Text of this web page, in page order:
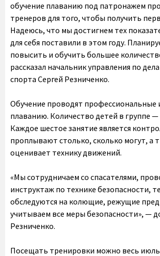
обучение плаванию под патронажем
тренеров для того, чтобы получить
Надеюсь, что мы достигнем тех
для себя поставили в этом году.
повысить и обучить большее
рассказал начальник управления по
спорта Сергей Резниченко.
Обучение проводят профессиональные
плаванию. Количество детей в группе —
Каждое шестое занятие является
проплывают столько, сколько могут, а
оценивает технику движений.
«Мы сотрудничаем со спасателями,
инструктаж по технике безопасности,
обследуются на колющие, режущие
учитываем все меры безопасности», —
Резниченко.
Посещать тренировки можно весь